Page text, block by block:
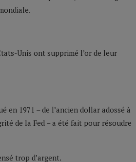
Unis ont supprimé l’or de leur
en 1971 – de l’ancien dollar adossé à
de la Fed – a été fait pour résoudre
trop d’argent.